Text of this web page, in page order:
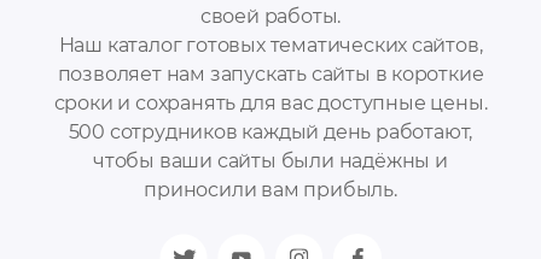
своей работы.
Наш каталог готовых тематических сайтов,
позволяет нам запускать сайты в короткие
сроки и сохранять для вас доступные цены.
500 сотрудников каждый день работают,
чтобы ваши сайты были надёжны и
приносили вам прибыль.